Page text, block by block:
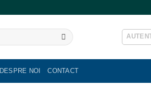
DESPRE NOI CONTACT